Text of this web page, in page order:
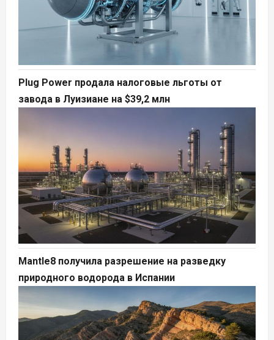
Plug Power продала налоговые льготы от
завода в Луизиане на $39,2 млн
Mantle8 получила разрешение на разведку
природного водорода в Испании